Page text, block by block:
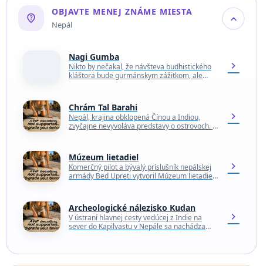
not_listed_location
OBJAVTE MENEJ ZNÁME MIESTA
Nepál expand_more
Nagi Gumba
Nikto by nečakal, že návšteva budhistického
kláštora bude gurmánskym zážitkom, ale
chevron_right
Chrám Tal Barahi
Nepál, krajina obklopená Čínou a Indiou,
zvyčajne nevyvoláva predstavy o ostrovoch. A
chevron_right
Múzeum lietadiel
Komerčný pilot a bývalý príslušník nepálskej
armády Bed Upreti vytvoril Múzeum lietadiel
chevron_right
Archeologické nálezisko Kudan
V ústraní hlavnej cesty vedúcej z Indie na
sever do Kapilvastu v Nepále sa nachádza
chevron_right